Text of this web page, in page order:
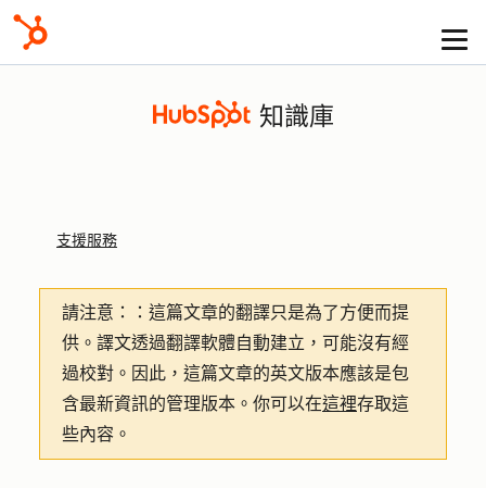
知識庫
支援服務
請注意：
：這篇文章的翻譯只是為了方便而提
供。譯文透過翻譯軟體自動建立，可能沒有經
過校對。因此，這篇文章的英文版本應該是包
含最新資訊的管理版本。你可以在這裡存取這
些內容。